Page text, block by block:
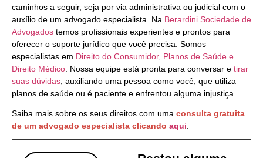
caminhos a seguir, seja por via administrativa ou judicial com o
auxílio de um advogado especialista. Na Berardini Sociedade de
Advogados temos profissionais experientes e prontos para
oferecer o suporte jurídico que você precisa. Somos
especialistas em Direito do Consumidor, Planos de Saúde e
Direito Médico . Nossa equipe está pronta para conversar e tirar
suas dúvidas , auxiliando uma pessoa como você, que utiliza
planos de saúde ou é paciente e enfrentou alguma injustiça.
Saiba mais sobre os seus direitos com uma consulta gratuita
de um advogado especialista clicando aqui